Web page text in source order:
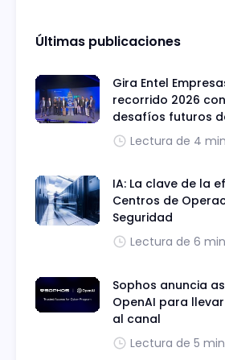
Últimas publicaciones
Gira Entel
recorrido 2026
desafíos futuros
Lectura de 4
IA: La clave de la
Centros de
Seguridad
Lectura de 6
Sophos anuncia
OpenAI para
al canal
Lectura de 5